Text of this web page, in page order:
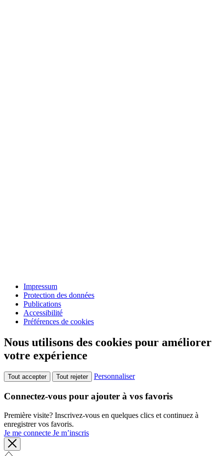
Impressum
Protection des données
Publications
Accessibilité
Préférences de cookies
Nous utilisons des cookies pour améliorer
votre expérience
Tout accepter Tout rejeter Personnaliser
Connectez-vous pour ajouter à vos favoris
Première visite? Inscrivez-vous en quelques clics et continuez à
enregistrer vos favoris.
Je me connecte Je m’inscris